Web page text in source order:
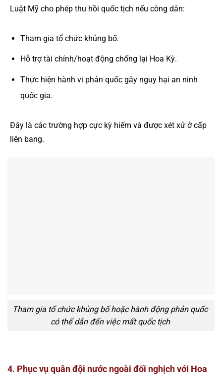
Luật Mỹ cho phép thu hồi quốc tịch nếu công dân:
Tham gia tổ chức khủng bố.
Hỗ trợ tài chính/hoạt động chống lại Hoa Kỳ.
Thực hiện hành vi phản quốc gây nguy hại an ninh
quốc gia.
Đây là các trường hợp cực kỳ hiếm và được xét xử ở cấp
liên bang.
Tham gia tổ chức khủng bố hoặc hành động phản quốc
có thể dẫn đến việc mất quốc tịch
4. Phục vụ quân đội nước ngoài đối nghịch với Hoa